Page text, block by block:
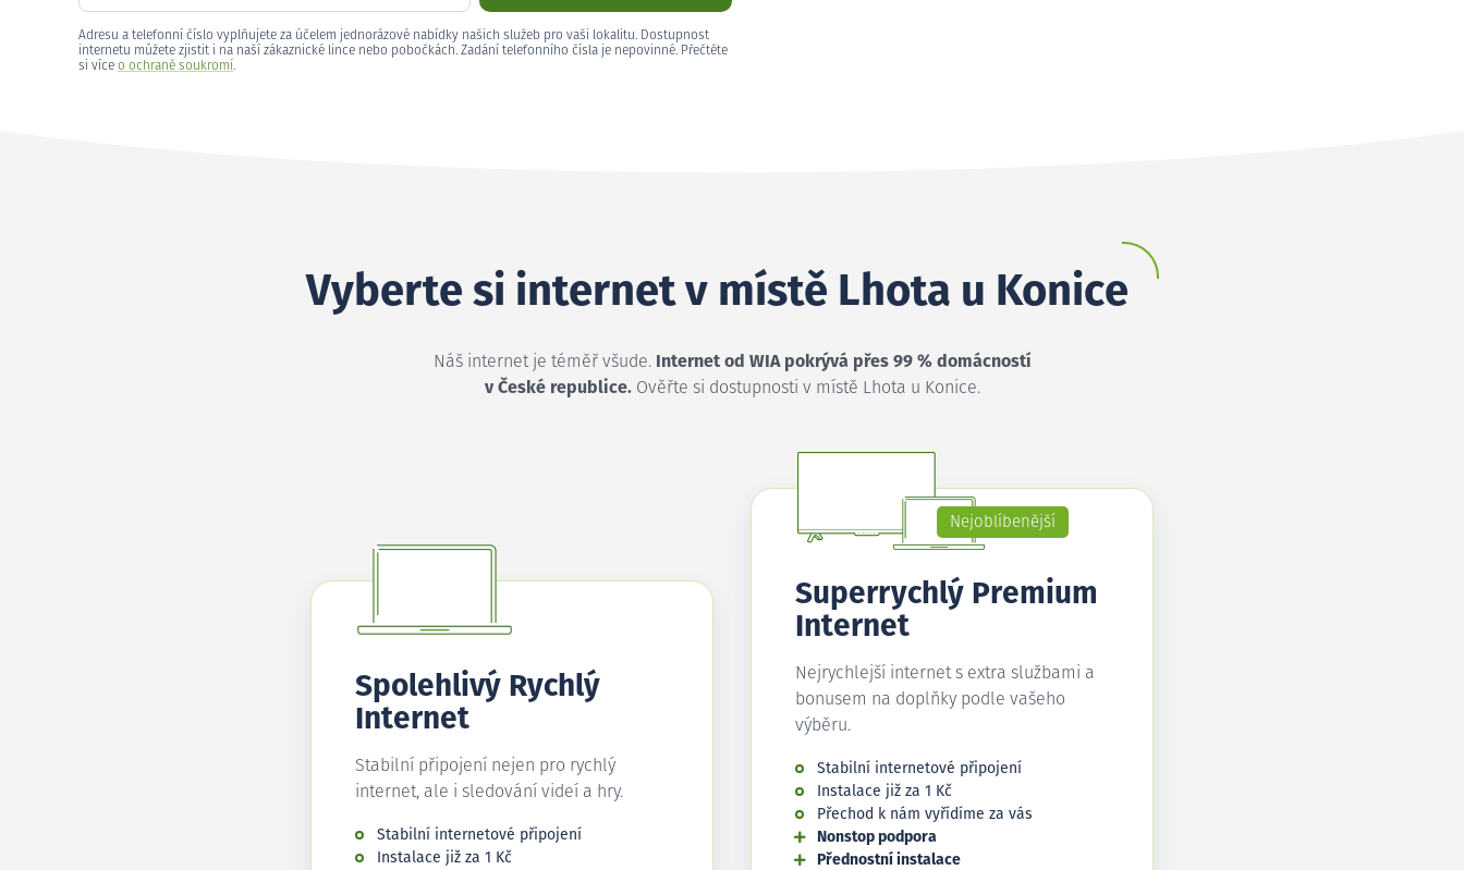
Adresu a telefonní číslo vyplňujete za účelem jednorázové nabídky našich služeb pro vaši lokalitu. Dostupnost
internetu můžete zjistit i na naší zákaznické lince nebo pobočkách. Zadání telefonního čísla je nepovinné. Přečtěte
si více o ochraně soukromí.
Vyberte si internet v místě Lhota u Konice
Náš internet je téměř všude.
Internet od WIA pokrývá přes 99 % domácností
v České republice.Ověřte si dostupnosti v místě Lhota u Konice.
Spolehlivý Rychlý
Internet
Stabilní připojení nejen pro rychlý
internet, ale i sledování videí a hry.
Stabilní internetové připojení
Instalace již za 1 Kč
Nejoblíbenější
Superrychlý Premium
Internet
Nejrychlejší internet s extra službami a
bonusem na doplňky podle vašeho
výběru.
Stabilní internetové připojení
Instalace již za 1 Kč
Přechod k nám vyřídíme za vás
Nonstop podpora
Přednostní instalace